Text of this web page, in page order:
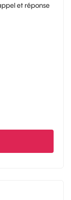
et réponse